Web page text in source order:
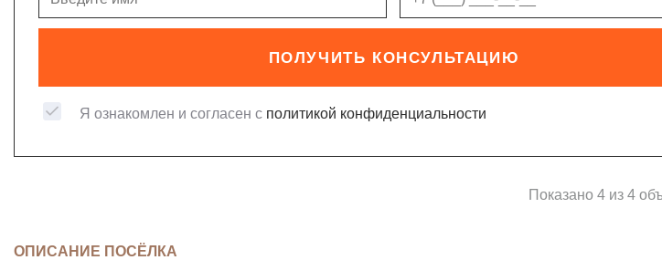
ПОЛУЧИТЬ КОНСУЛЬТАЦИЮ
Я ознакомлен и согласен с политикой конфиденциальности
Показано 4 из 4
ОПИСАНИЕ ПОСЁЛКА